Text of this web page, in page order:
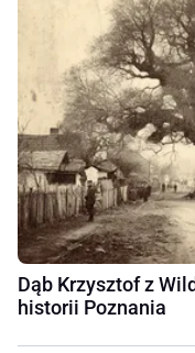
Dąb Krzysztof z
historii Poznania